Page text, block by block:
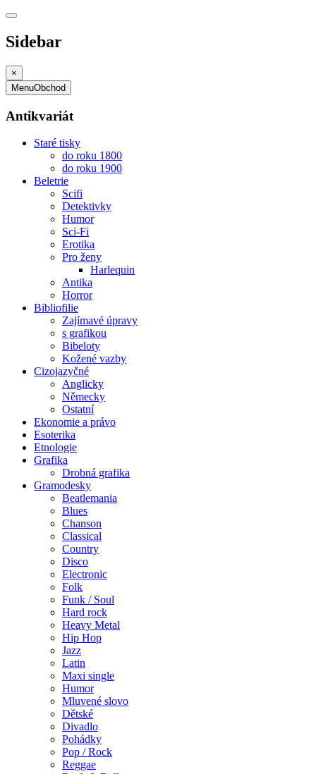
Sidebar
×
MenuObchod
Antikvariát
Staré tisky
do roku 1800
do roku 1900
Beletrie
Scifi
Detektivky
Humor
Sci-Fi
Erotika
Pro ženy
Harlequin
Antika
Horror
Bibliofilie
Zajímavé úpravy
s grafikou
Bibeloty
Kožené vazby
Cizojazyčné
Anglicky
Německy
Ostatní
Ekonomie a právo
Esoterika
Etnologie
Grafika
Drobná grafika
Gramodesky
Beatlemania
Blues
Chanson
Classical
Country
Disco
Electronic
Folk
Funk / Soul
Hard rock
Heavy Metal
Hip Hop
Jazz
Latin
Maxi single
Humor
Mluvené slovo
Dětské
Divadlo
Pohádky
Pop / Rock
Reggae